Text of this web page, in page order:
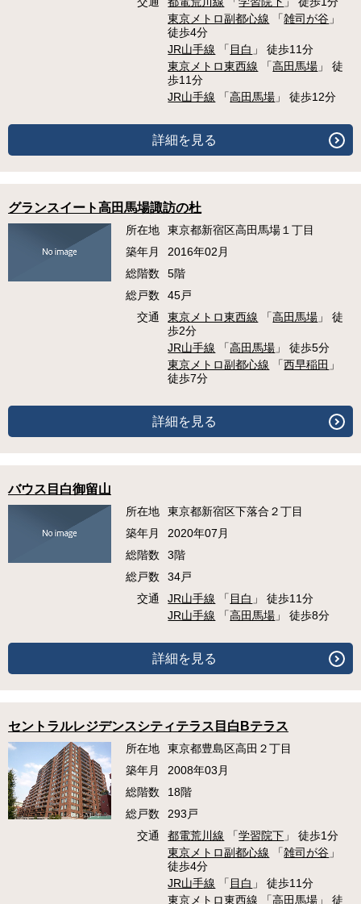
東京メトロ副都心線 「雑司が谷 」
徒歩4分
JR山手線 「 目白 」 徒歩11分
東京メトロ東西線 「高田馬場 」 徒
歩11分
JR山手線 「高田馬場 」 徒歩12分
詳細を見る
グランスイート高田馬場諏訪の杜
所在地
東京都新宿区高田馬場１丁目
築年月
2016年02月
総階数
5階
総戸数
45戸
交通
東京メトロ東西線 「高田馬場 」 徒
歩2分
JR山手線 「高田馬場 」 徒歩5分
東京メトロ副都心線 「西早稲田 」
徒歩7分
詳細を見る
バウス目白御留山
所在地
東京都新宿区下落合２丁目
築年月
2020年07月
総階数
3階
総戸数
34戸
交通
JR山手線 「 目白 」 徒歩11分
JR山手線 「高田馬場 」 徒歩8分
詳細を見る
セントラルレジデンスシティテラス目白Bテラス
所在地
東京都豊島区高田２丁目
築年月
2008年03月
総階数
18階
総戸数
293戸
交通
都電荒川線 「学習院下 」 徒歩1分
東京メトロ副都心線 「雑司が谷 」
徒歩4分
JR山手線 「 目白 」 徒歩11分
東京メトロ東西線 「高田馬場 」 徒